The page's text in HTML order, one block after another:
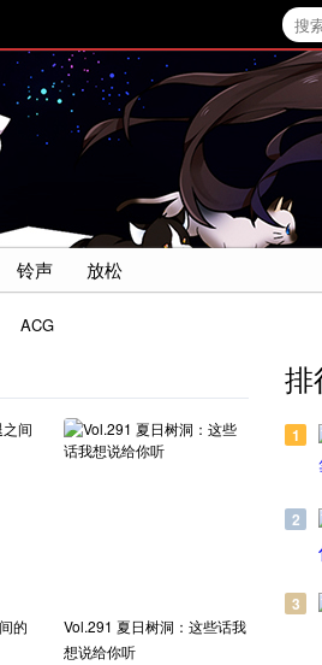
铃声 放松
ACG
的
Vol.291 夏日树洞：这些话我
想说给你听
排
1
2
3